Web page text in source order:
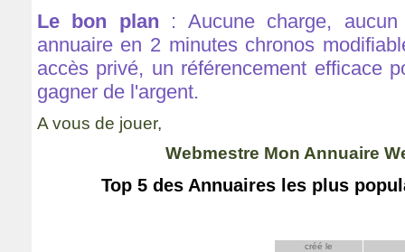
Le bon plan : Aucune charge,
annuaire en 2 minutes chronos
accès privé, un référencement efficace
gagner de l'argent.
A vous de jouer,
Webmestre Mon Annuaire
Top 5 des Annuaires les plus
créé le